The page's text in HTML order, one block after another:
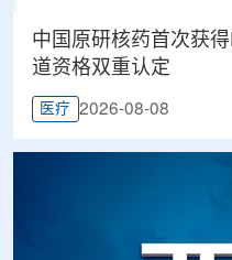
中国原研核药首次获
道资格双重认定
医疗 2026-08-08